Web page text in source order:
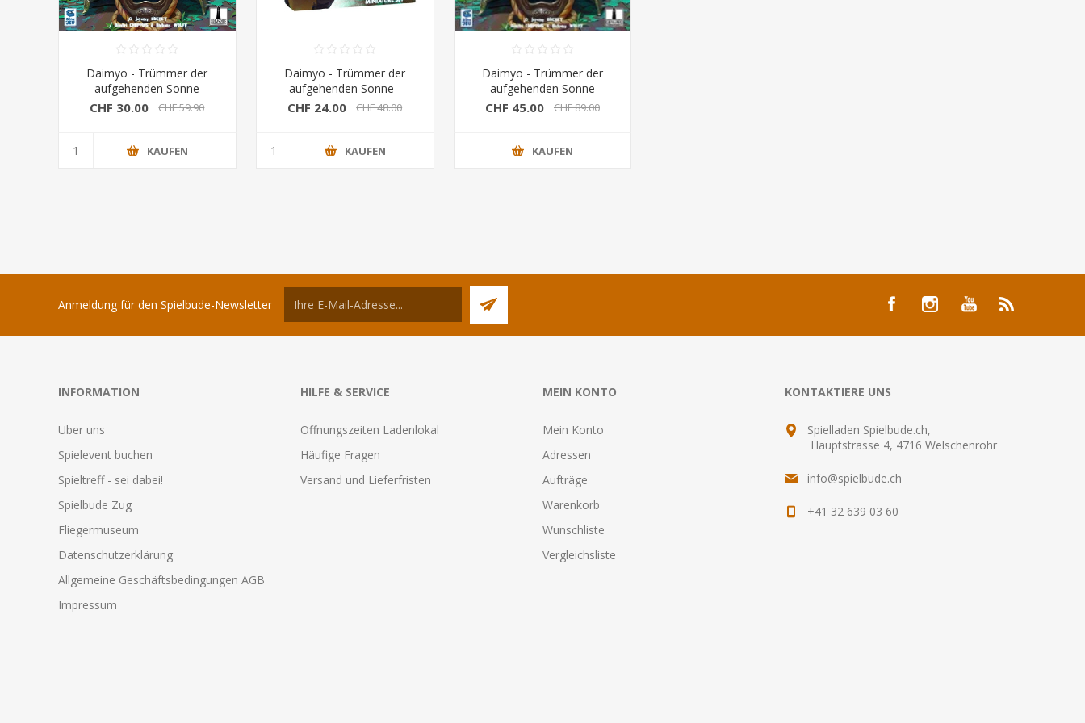
Daimyo - Trümmer der
aufgehenden Sonne
(Grimspire)
CHF 30.00 CHF 59.90
KAUFEN
Daimyo - Trümmer der
aufgehenden Sonne -
Miniaturenset (Gimspire)
CHF 24.00 CHF 48.00
KAUFEN
Daimyo - Trümmer der
aufgehenden Sonne
(Grimspire) Bundle
CHF 45.00 CHF 89.00
KAUFEN
Anmeldung für den Spielbude-Newsletter
INFORMATION
Über uns
Spielevent buchen
Spieltreff - sei dabei!
Spielbude Zug
Fliegermuseum
Datenschutzerklärung
Allgemeine Geschäftsbedingungen AGB
Impressum
HILFE & SERVICE
Öffnungszeiten Ladenlokal
Häufige Fragen
Versand und Lieferfristen
MEIN KONTO
Mein Konto
Adressen
Aufträge
Warenkorb
Wunschliste
Vergleichsliste
KONTAKTIERE UNS
Spielladen Spielbude.ch,
Hauptstrasse 4, 4716 Welschenrohr
info@spielbude.ch
+41 32 639 03 60